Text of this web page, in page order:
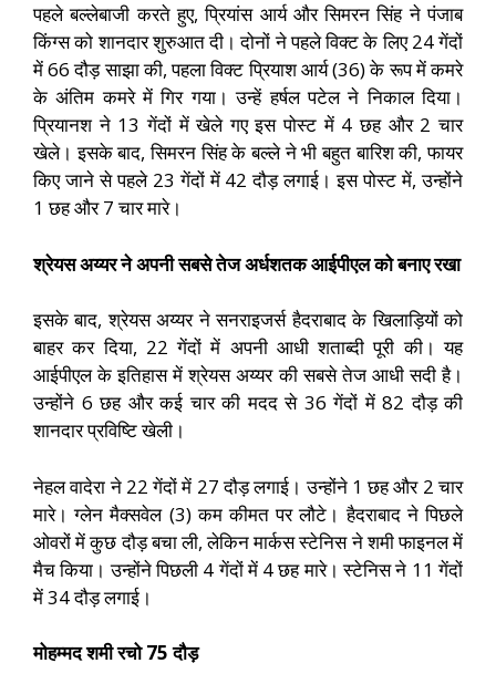
पहले बल्लेबाजी करते हुए, प्रियांस आर्य और सिमरन सिंह ने पंजाब
किंग्स को शानदार शुरुआत दी। दोनों ने पहले विक्ट के लिए 24 गेंदों
में 66 दौड़ साझा की, पहला विक्ट प्रियाश आर्य (36) के रूप में कमरे
के अंतिम कमरे में गिर गया। उन्हें हर्षल पटेल ने निकाल दिया।
प्रियानश ने 13 गेंदों में खेले गए इस पोस्ट में 4 छह और 2 चार
खेले। इसके बाद, सिमरन सिंह के बल्ले ने भी बहुत बारिश की, फायर
किए जाने से पहले 23 गेंदों में 42 दौड़ लगाई। इस पोस्ट में, उन्होंने
1 छह और 7 चार मारे।
श्रेयस अय्यर ने अपनी सबसे तेज अर्धशतक आईपीएल को बनाए रखा
इसके बाद, श्रेयस अय्यर ने सनराइजर्स हैदराबाद के खिलाड़ियों को
बाहर कर दिया, 22 गेंदों में अपनी आधी शताब्दी पूरी की। यह
आईपीएल के इतिहास में श्रेयस अय्यर की सबसे तेज आधी सदी है।
उन्होंने 6 छह और कई चार की मदद से 36 गेंदों में 82 दौड़ की
शानदार प्रविष्टि खेली।
नेहल वादेरा ने 22 गेंदों में 27 दौड़ लगाई। उन्होंने 1 छह और 2 चार
मारे। ग्लेन मैक्सवेल (3) कम कीमत पर लौटे। हैदराबाद ने पिछले
ओवरों में कुछ दौड़ बचा ली, लेकिन मार्कस स्टेनिस ने शमी फाइनल में
मैच किया। उन्होंने पिछली 4 गेंदों में 4 छह मारे। स्टेनिस ने 11 गेंदों
में 34 दौड़ लगाई।
मोहम्मद शमी रचो 75 दौड़